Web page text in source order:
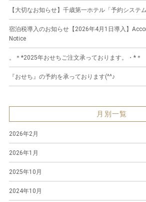
【大切なお知らせ】千歳第一ホテル「予約システ
宿泊税導入のお知らせ【2026年4月1日導入】
Notice
。＊*2025年おせちご注文承っております。・*＊
『おせち』の予約を承っております(^^♪
月別一覧
2026年2月
2026年1月
2025年10月
2024年10月